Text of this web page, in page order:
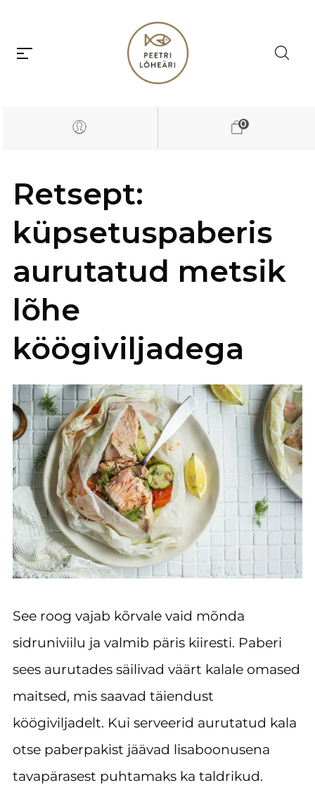
0
Retsept:
küpsetuspaberis
aurutatud metsik
lõhe
köögiviljadega
See roog vajab kõrvale vaid mõnda
sidruniviilu ja valmib päris kiiresti. Paberi
sees aurutades säilivad väärt kalale omased
maitsed, mis saavad täiendust
köögiviljadelt. Kui serveerid aurutatud kala
otse paberpakist jäävad lisaboonusena
tavapärasest puhtamaks ka taldrikud.